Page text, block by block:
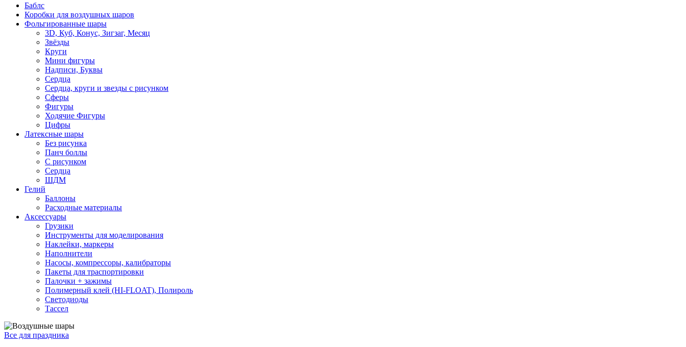
Баблс
Коробки для воздушных шаров
Фольгированные шары
3D, Куб, Конус, Зигзаг, Месяц
Звёзды
Круги
Мини фигуры
Надписи, Буквы
Сердца
Сердца, круги и звезды с рисунком
Сферы
Фигуры
Ходячие Фигуры
Цифры
Латексные шары
Без рисунка
Панч боллы
С рисунком
Сердца
ШДМ
Гелий
Баллоны
Расходные материалы
Аксессуары
Грузики
Инструменты для моделирования
Наклейки, маркеры
Наполнители
Насосы, компрессоры, калибраторы
Пакеты для траспортировки
Палочки + зажимы
Полимерный клей (HI-FLOAT), Полироль
Светодиоды
Тассел
Все для праздника